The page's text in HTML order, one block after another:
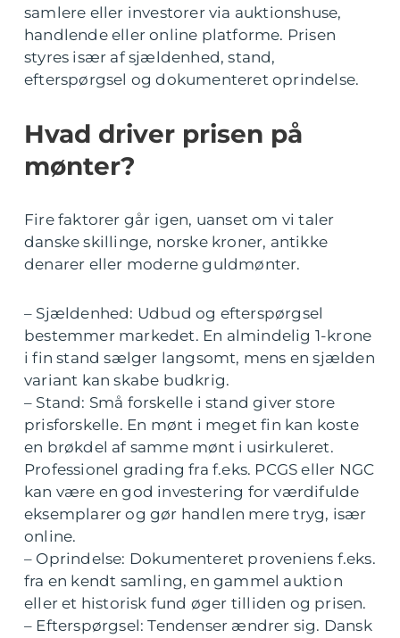
samlere eller investorer via auktionshuse,
handlende eller online platforme. Prisen
styres især af sjældenhed, stand,
efterspørgsel og dokumenteret oprindelse.
Hvad driver prisen på
mønter?
Fire faktorer går igen, uanset om vi taler
danske skillinge, norske kroner, antikke
denarer eller moderne guldmønter.
– Sjældenhed: Udbud og efterspørgsel
bestemmer markedet. En almindelig 1-krone
i fin stand sælger langsomt, mens en sjælden
variant kan skabe budkrig.
– Stand: Små forskelle i stand giver store
prisforskelle. En mønt i meget fin kan koste
en brøkdel af samme mønt i usirkuleret.
Professionel grading fra f.eks. PCGS eller NGC
kan være en god investering for værdifulde
eksemplarer og gør handlen mere tryg, især
online.
– Oprindelse: Dokumenteret proveniens f.eks.
fra en kendt samling, en gammel auktion
eller et historisk fund øger tilliden og prisen.
– Efterspørgsel: Tendenser ændrer sig. Dansk